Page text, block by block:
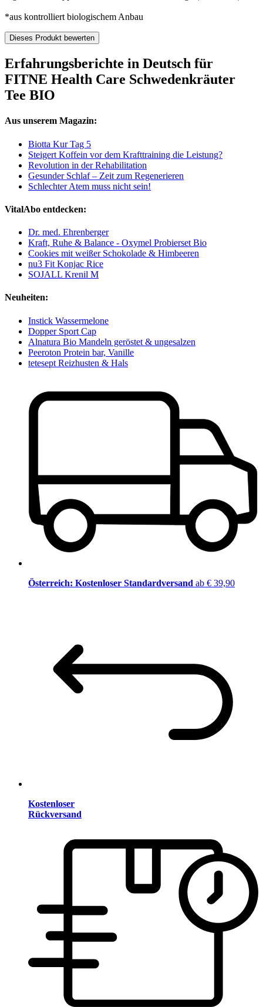
*aus kontrolliert biologischem Anbau
Dieses Produkt bewerten
Erfahrungsberichte in Deutsch für
FITNE Health Care Schwedenkräuter
Tee BIO
Aus unserem Magazin:
Biotta Kur Tag 5
Steigert Koffein vor dem Krafttraining die Leistung?
Revolution in der Rehabilitation
Gesunder Schlaf – Zeit zum Regenerieren
Schlechter Atem muss nicht sein!
VitalAbo entdecken:
Dr. med. Ehrenberger
Kraft, Ruhe & Balance - Oxymel Probierset Bio
Cookies mit weißer Schokolade & Himbeeren
nu3 Fit Konjac Rice
SOJALL Krenil M
Neuheiten:
Instick Wassermelone
Dopper Sport Cap
Alnatura Bio Mandeln geröstet & ungesalzen
Peeroton Protein bar, Vanille
tetesept Reizhusten & Hals
Österreich: Kostenloser Standardversand ab € 39,90
Kostenloser
Rückversand